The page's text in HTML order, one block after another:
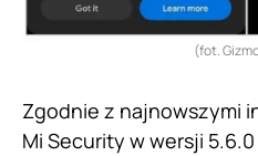
(fot.
Zgodnie z najnowszymi
Mi Security w wersji